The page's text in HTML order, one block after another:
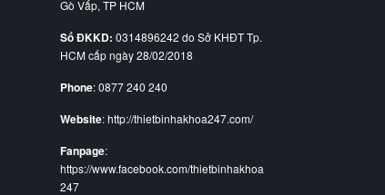
Gò Vấp, TP HCM
Số ĐKKD: 0314896242 do Sở KHĐT Tp.
HCM cấp ngày 28/02/2018
Phone: 0877 240 240
Website: http://thietbinhakhoa247.com/
Fanpage:
https://www.facebook.com/thietbinhakhoa
247